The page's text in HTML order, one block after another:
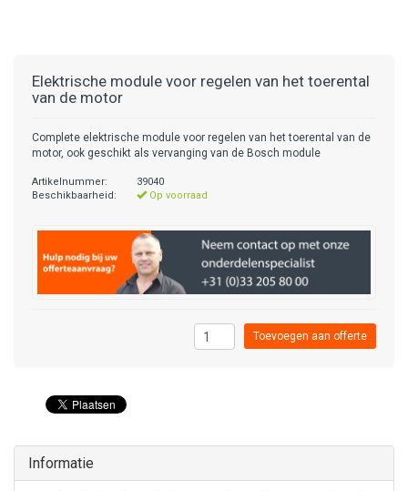
Elektrische module voor regelen van het toerental
van de motor
Complete elektrische module voor regelen van het toerental van de
motor, ook geschikt als vervanging van de Bosch module
Artikelnummer:
39040
Beschikbaarheid:
Op voorraad
Toevoegen aan offerte
Informatie